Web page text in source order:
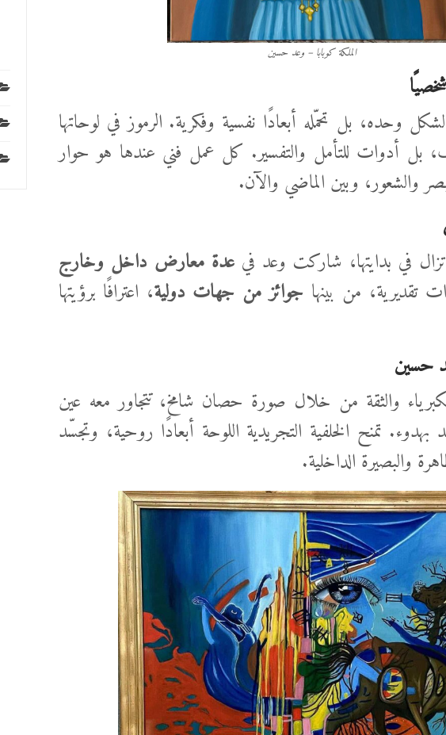
الملكة كوبابا – وعد حسين
وحده، بل تحمّله أبعادًا نفسية وفكرية. الرموز في لوحاتها
بل أدوات للتأمل والتفسير. كل عمل فني عندها هو حوار
والشعور، وبين الماضي والآن.
في بدايتها، شاركت وعد فيعدة معارض داخل وخارج
تقديرية، من بينها جوائز من جهات دولية، اعترافًا برؤيتها
حسين
والثقة من خلال صورة حصان شامخ، تتجاور معه عين
تمنح الخلفية التجريدية اللوحة أبعادًا روحية، وتجسّد
والبصيرة الداخلية.